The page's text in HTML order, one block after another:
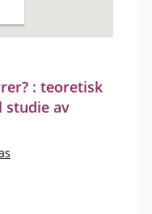
: teoretisk
studie av